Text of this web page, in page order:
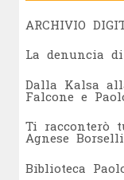
ARCHIVIO
La denuncia
Dalla Kalsa
Falcone e
Ti racconterò
Agnese
Biblioteca